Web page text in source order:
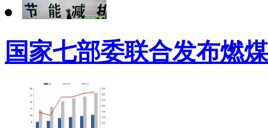
国家七部委联合发布燃